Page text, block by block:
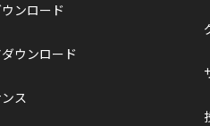
ンロード
ウンロード
ス